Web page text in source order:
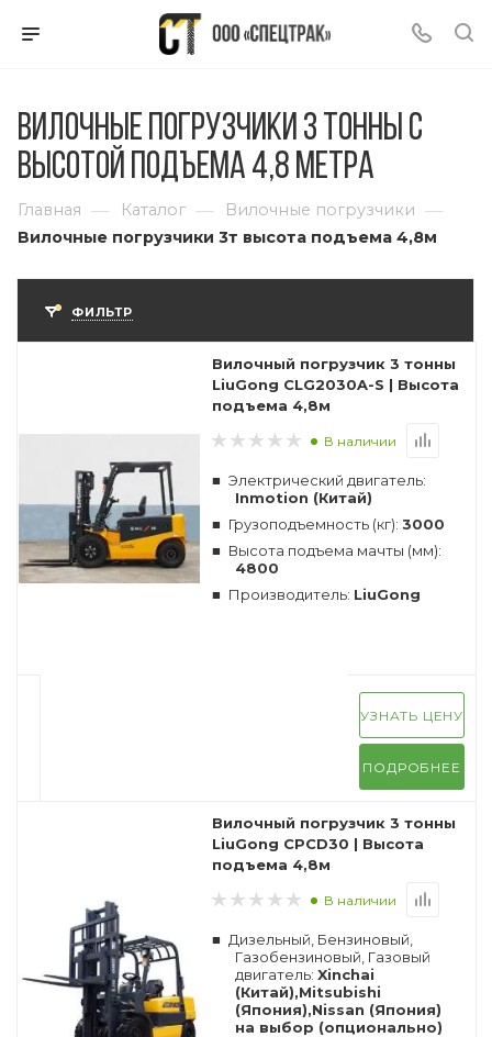
Вилочные погрузчики 3 тонны с
высотой подъема 4,8 метра
Главная — Каталог — Вилочные погрузчики —
Вилочные погрузчики 3т высота подъема 4,8м
ФИЛЬТР
Вилочный погрузчик 3 тонны
LiuGong CLG2030A-S | Высота
подъема 4,8м
В наличии
Электрический двигатель:
Inmotion (Китай)
Грузоподъемность (кг): 3000
Высота подъема мачты (мм):
4800
Производитель: LiuGong
УЗНАТЬ ЦЕНУ
ПОДРОБНЕЕ
Вилочный погрузчик 3 тонны
LiuGong CPCD30 | Высота
подъема 4,8м
В наличии
Дизельный, Бензиновый,
Газобензиновый, Газовый
двигатель: Xinchai
(Китай),Mitsubishi
(Япония),Nissan (Япония)
на выбор (опционально)